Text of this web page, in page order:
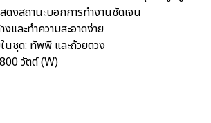
ดงสถานะบอกการทำงานชัดเจน
งและทำความสะอาดง่าย
ชุด: ทัพพี และถ้วยตวง
วัตต์ (W)